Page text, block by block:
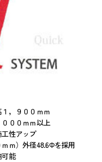
，９００ｍｍ
００ｍｍ以上
性アップ
ｍ）外径48.6Φを採用
能